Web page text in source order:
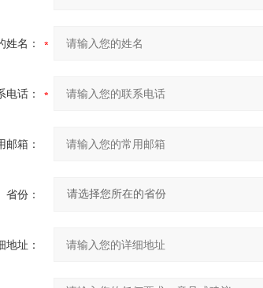
姓名：
电话：
邮箱：
省份：
地址：